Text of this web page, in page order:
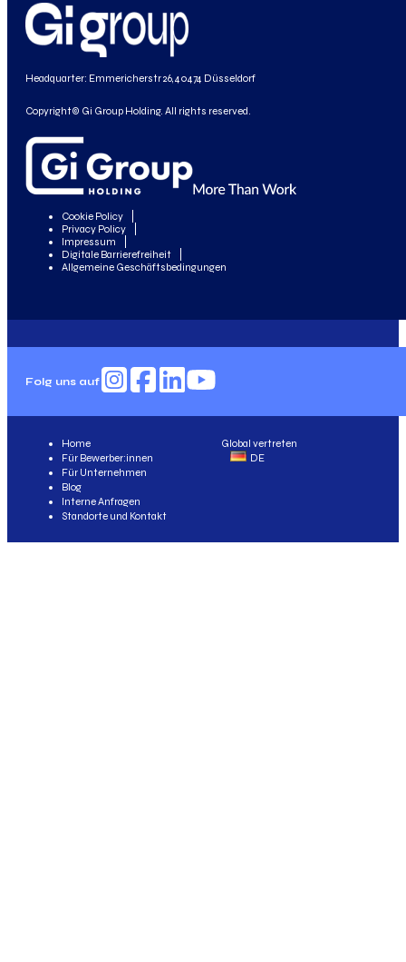
Headquarter: Emmericherstr 26, 40474 Düsseldorf
Copyright© Gi Group Holding. All rights reserved.
Cookie Policy
Privacy Policy
Impressum
Digitale Barrierefreiheit
Allgemeine Geschäftsbedingungen
Folg uns auf
Global vertreten
DE
Home
Für Bewerber:innen
Für Unternehmen
Blog
Interne Anfragen
Standorte und Kontakt